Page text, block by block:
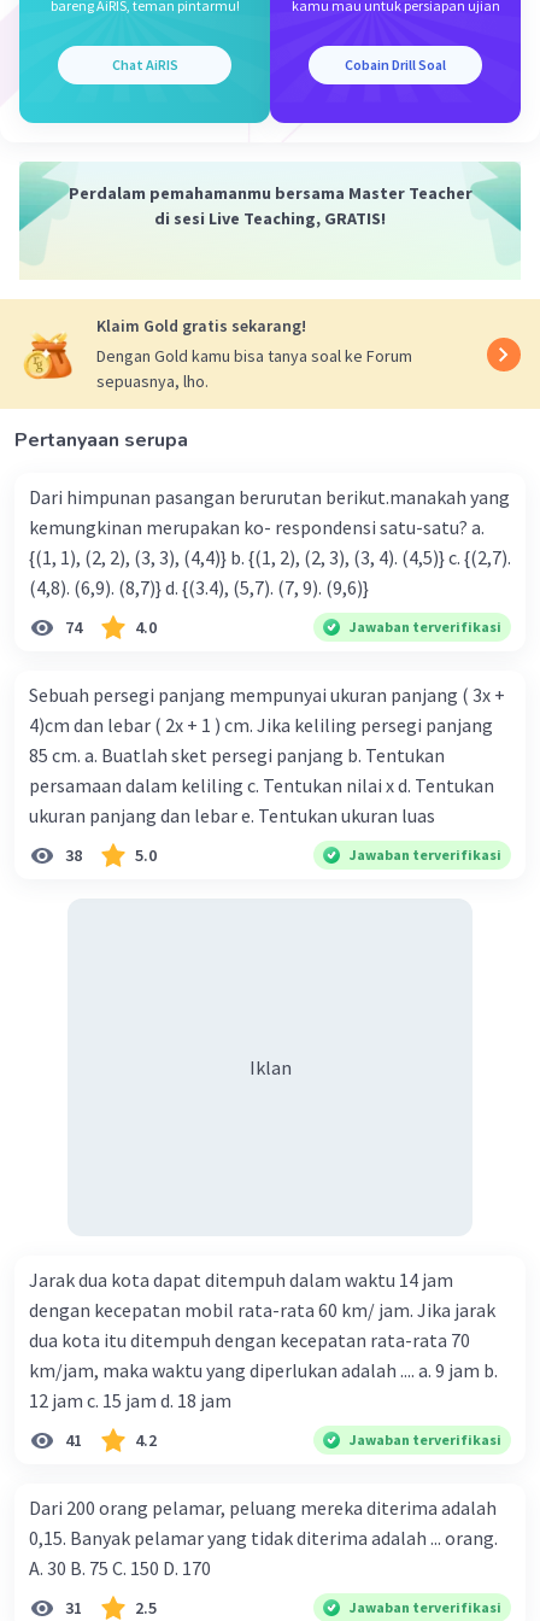
–½ × m2 = –1
m2 = –1 × (–2)
Jadi, gradien yang baru adalah 2.
x1 = 3
y + 2 = 2x – 6
–2x + y + 2 + 6 = 0
–2x + y + 8 = 0
2x – y – 8 = 0
bareng AiRIS, teman pintarmu!
Chat AiRIS
kamu mau untuk persiapan ujian
Cobain Drill Soal
Perdalam pemahamanmu bersama Master Teacher
di sesi Live Teaching, GRATIS!
Klaim Gold gratis sekarang!
Dengan Gold kamu bisa tanya soal ke Forum
sepuasnya, lho.
Pertanyaan serupa
Dari himpunan pasangan berurutan berikut.manakah yang
kemungkinan merupakan ko- respondensi satu-satu? a.
{(1, 1), (2, 2), (3, 3), (4,4)} b. {(1, 2), (2, 3), (3, 4). (4,5)} c. {(2,7).
(4,8). (6,9). (8,7)} d. {(3.4), (5,7). (7, 9). (9,6)}
74 4.0 Jawaban terverifikasi
Sebuah persegi panjang mempunyai ukuran panjang ( 3x +
4)cm dan lebar ( 2x + 1 ) cm. Jika keliling persegi panjang
85 cm. a. Buatlah sket persegi panjang b. Tentukan
persamaan dalam keliling c. Tentukan nilai x d. Tentukan
ukuran panjang dan lebar e. Tentukan ukuran luas
38 5.0 Jawaban terverifikasi
Iklan
Jarak dua kota dapat ditempuh dalam waktu 14 jam
dengan kecepatan mobil rata-rata 60 km/ jam. Jika jarak
dua kota itu ditempuh dengan kecepatan rata-rata 70
km/jam, maka waktu yang diperlukan adalah .... a. 9 jam b.
12 jam c. 15 jam d. 18 jam
41 4.2 Jawaban terverifikasi
Dari 200 orang pelamar, peluang mereka diterima adalah
0,15. Banyak pelamar yang tidak diterima adalah ... orang.
A. 30 B. 75 C. 150 D. 170
31 2.5 Jawaban terverifikasi